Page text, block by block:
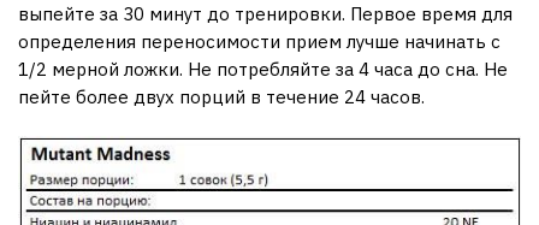
выпейте за 30 минут до тренировки. Первое время для
определения переносимости прием лучше начинать с
1/2 мерной ложки. Не потребляйте за 4 часа до сна. Не
пейте более двух порций в течение 24 часов.